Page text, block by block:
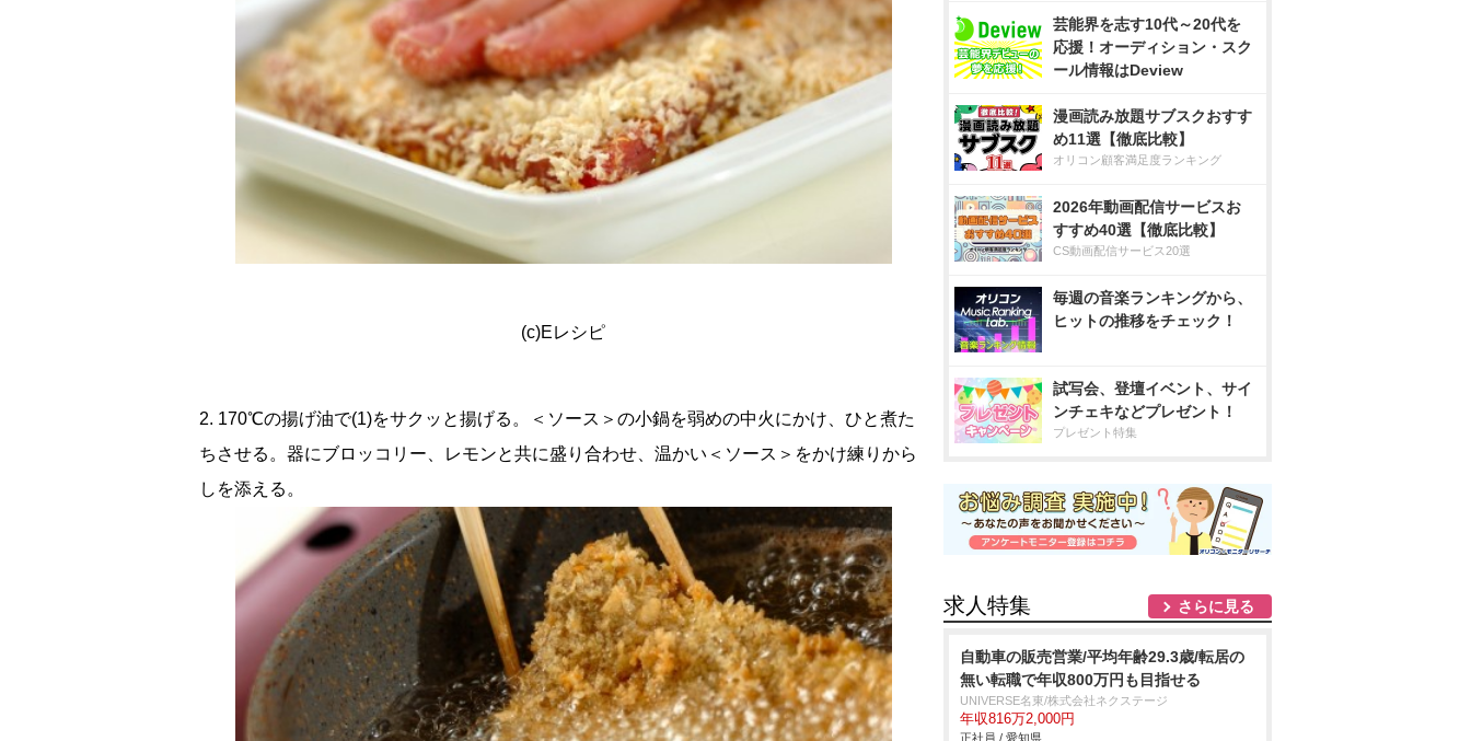
(c)Eレシピ
2. 170℃の揚げ油で(1)をサクッと揚げる。＜ソース＞の小鍋を弱めの中火にかけ、ひと煮た
ちさせる。器にブロッコリー、レモンと共に盛り合わせ、温かい＜ソース＞をかけ練りから
しを添える。
芸能界を志す10代～20代を
応援！オーディション・スク
ール情報はDeview
漫画読み放題サブスクおすす
め11選【徹底比較】
オリコン顧客満足度ランキング
2026年動画配信サービスお
すすめ40選【徹底比較】
CS動画配信サービス20選
毎週の音楽ランキングから、
ヒットの推移をチェック！
試写会、登壇イベント、サイ
ンチェキなどプレゼント！
プレゼント特集
求人特集 さらに見る
自動車の販売営業/平均年齢29.3歳/転居の
無い転職で年収800万円も目指せる
UNIVERSE名東/株式会社ネクステージ
年収816万2,000円
正社員 / 愛知県